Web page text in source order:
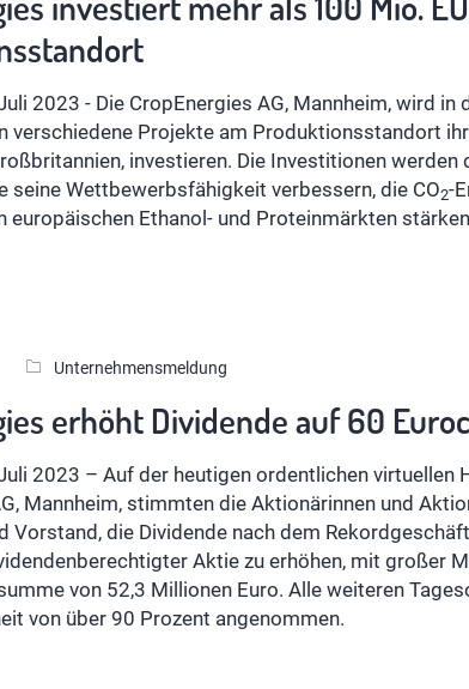
2023 - Die CropEnergies AG, Mannheim, wird
verschiedene Projekte am Produktionsstandort
investieren. Die Investitionen
seine Wettbewerbsfähigkeit verbessern, die CO2-
europäischen Ethanol- und Proteinmärkten
Unternehmensmeldung
erhöht Dividende auf 60
2023 – Auf der heutigen ordentlichen virtuellen
Mannheim, stimmten die Aktionärinnen und
Vorstand, die Dividende nach dem
Aktie zu erhöhen, mit großer
von 52,3 Millionen Euro. Alle weiteren
von über 90 Prozent angenommen.